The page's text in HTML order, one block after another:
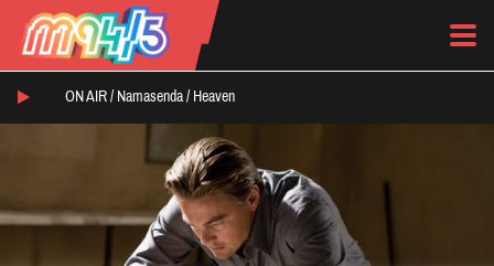
ON AIR / Namasenda/ Heaven